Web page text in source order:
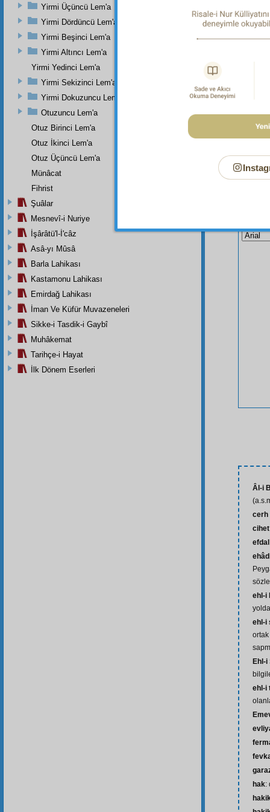
Âl-i
cerh
cihet
efdal
ehl-i
ehl-i
Ehl-
ehl-i
hak:
Yirmi Üçüncü Lem'a
Yirmi Dördüncü Lem'a
Yirmi Beşinci Lem'a
Yirmi Altıncı Lem'a
Yirmi Yedinci Lem'a
Yirmi Sekizinci Lem'a
Yirmi Dokuzuncu Lem'a
Otuzuncu Lem'a
Otuz Birinci Lem'a
Otuz İkinci Lem'a
Otuz Üçüncü Lem'a
Münâcat
Fihrist
Şuâlar
Mesnevî-i Nuriye
İşârâtü'l-İ'câz
Asâ-yı Mûsâ
Barla Lahikası
Kastamonu Lahikası
Emirdağ Lahikası
İman Ve Küfür Muvazeneleri
Sikke-i Tasdik-i Gaybî
Muhâkemat
Tarihçe-i Hayat
İlk Dönem Eserleri